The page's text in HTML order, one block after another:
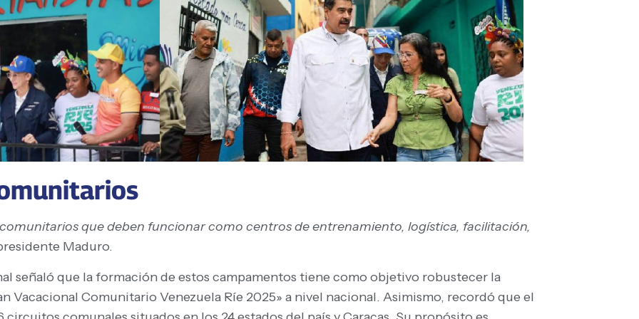
que deben funcionar como centros de entrenamiento, logística, facilitación,
Maduro.
señaló que la formación de estos campamentos tiene como objetivo robustecer la
Vacacional Comunitario Venezuela Ríe 2025» a nivel nacional. Asimismo, recordó que el